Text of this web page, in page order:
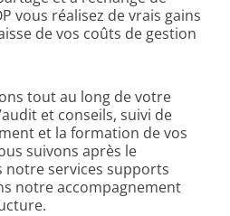
vous réalisez de vrais gains
de vos coûts de gestion
tout au long de votre
et conseils, suivi de
et la formation de vos
suivons après le
services supports
notre accompagnement